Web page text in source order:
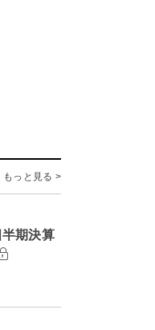
もっと見る >
期決算